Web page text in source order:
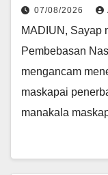
07/08/2026
MADIUN, Sayap
Pembebasan
mengancam
maskapai
manakala